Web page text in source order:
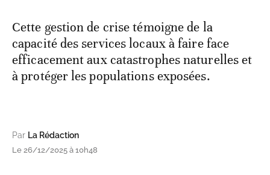
Cette gestion de crise témoigne de la
capacité des services locaux à faire face
efficacement aux catastrophes naturelles et
à protéger les populations exposées.
Par La Rédaction
Le 26/12/2025 à 10h48